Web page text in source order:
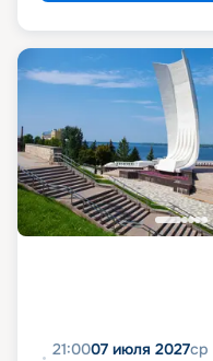
21:0007 июля 2027ср